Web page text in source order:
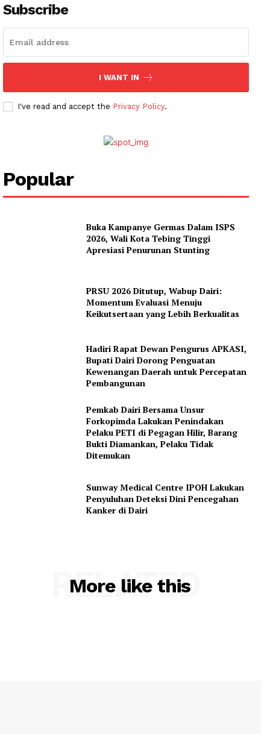
News Week
SUBSCRIBE NOW
Company
Subscribe
I WANT IN
I've read and accept the Privacy Policy.
Popular
Buka Kampanye Germas Dalam ISPS
2026, Wali Kota Tebing Tinggi
Apresiasi Penurunan Stunting
PRSU 2026 Ditutup, Wabup Dairi:
Momentum Evaluasi Menuju
Keikutsertaan yang Lebih Berkualitas
Hadiri Rapat Dewan Pengurus APKASI,
Bupati Dairi Dorong Penguatan
Kewenangan Daerah untuk Percepatan
Pembangunan
Pemkab Dairi Bersama Unsur
Forkopimda Lakukan Penindakan
Pelaku PETI di Pegagan Hilir, Barang
Bukti Diamankan, Pelaku Tidak
Ditemukan
Sunway Medical Centre IPOH Lakukan
Penyuluhan Deteksi Dini Pencegahan
Kanker di Dairi
More like this
RELATED